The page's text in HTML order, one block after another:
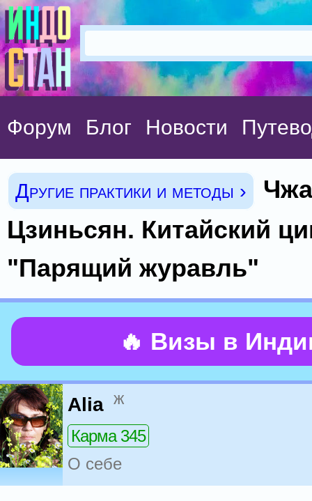
Форум Блог Новости
Другие практики и методы ›
Цзиньсян. Китайский
"Парящий журавль"
🔥 Визы в
Alia ж
Карма 345
О себе